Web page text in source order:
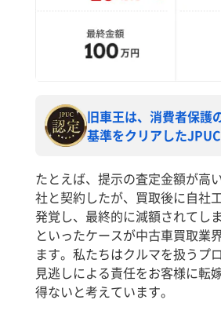
旧車王は、消費者保護
基準をクリアした
たとえば、提示の査定金額が高
社と契約したが、買取後に自社
発覚し、最終的に減額されてし
といったケースが中古車買取業
ます。私たちはクルマを扱うプ
見逃しによる責任をお客様に転
得ないと考えています。